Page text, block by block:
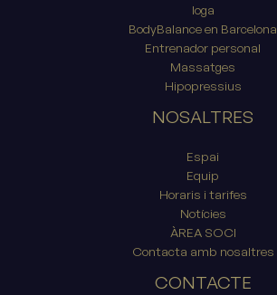
Ioga
BodyBalance en Barcelona
Entrenador personal
Massatges
Hipopressius
NOSALTRES
Espai
Equip
Horaris i tarifes
Notícies
ÀREA SOCI
Contacta amb nosaltres
CONTACTE